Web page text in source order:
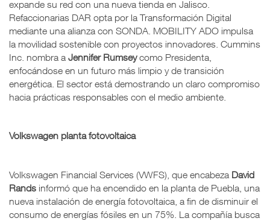
expande su red con una nueva tienda en Jalisco.
Refaccionarias DAR opta por la Transformación Digital
mediante una alianza con SONDA. MOBILITY ADO impulsa
la movilidad sostenible con proyectos innovadores. Cummins
Inc. nombra a Jennifer Rumseycomo Presidenta,
enfocándose en un futuro más limpio y de transición
energética. El sector está demostrando un claro compromiso
hacia prácticas responsables con el medio ambiente.
Volkswagen planta fotovoltaica
Volkswagen Financial Services (VWFS), que encabeza David
Rands informó que ha encendido en la planta de Puebla, una
nueva instalación de energía fotovoltaica, a fin de disminuir el
consumo de energías fósiles en un 75%. La compañía busca